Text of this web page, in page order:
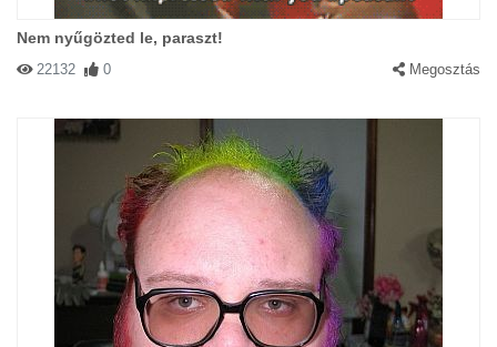
Nem nyűgözted le, paraszt!
22132 0 Megosztás